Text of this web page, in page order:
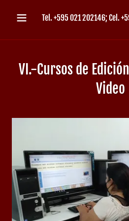
Tel. +595 021 202146; Cel.
VI.-Cursos de
Video